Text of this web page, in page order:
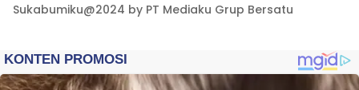
Sukabumiku@2024 by PT Mediaku Grup Bersatu